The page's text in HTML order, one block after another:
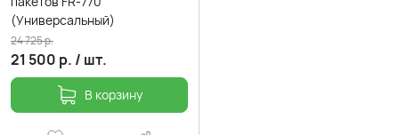
(Универсальный)
21 500 р. / шт.
24 725р.
В корзину